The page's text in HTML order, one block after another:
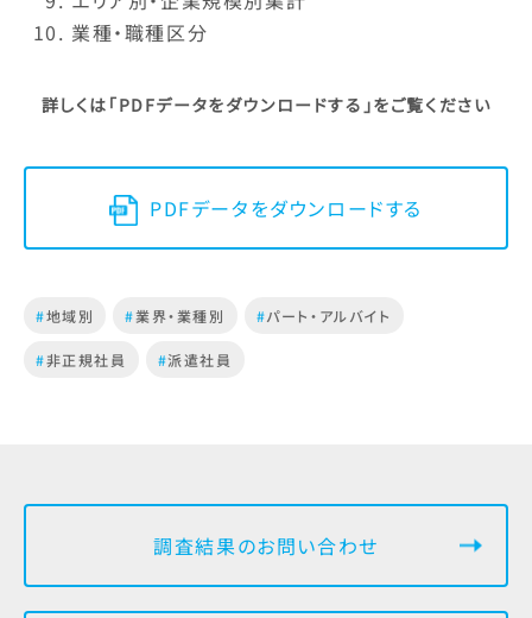
業種・職種区分
詳しくは「PDFデータをダウンロードする」をご覧ください
PDFデータをダウンロードする
#地域別 #業界・業種別 #パート・アルバイト
#非正規社員 #派遣社員
調査結果のお問い合わせ